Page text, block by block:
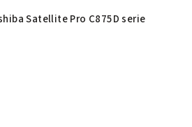
Satellite Pro C875D serie